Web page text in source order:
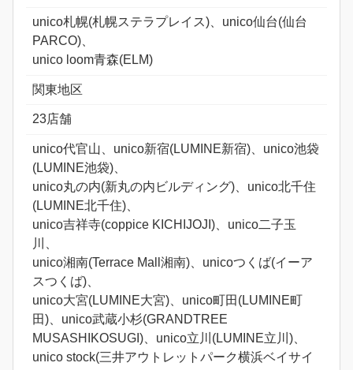
unico札幌(札幌ステラプレイス)、unico仙台(仙台
PARCO)、
unico loom青森(ELM)
関東地区
23店舗
unico代官山、unico新宿(LUMINE新宿)、unico池袋
(LUMINE池袋)、
unico丸の内(新丸の内ビルディング)、unico北千住
(LUMINE北千住)、
unico吉祥寺(coppice KICHIJOJI)、unico二子玉
川、
unico湘南(Terrace Mall湘南)、unicoつくば(イーア
スつくば)、
unico大宮(LUMINE大宮)、unico町田(LUMINE町
田)、unico武蔵小杉(GRANDTREE
MUSASHIKOSUGI)、unico立川(LUMINE立川)、
unico stock(三井アウトレットパーク横浜ベイサイ